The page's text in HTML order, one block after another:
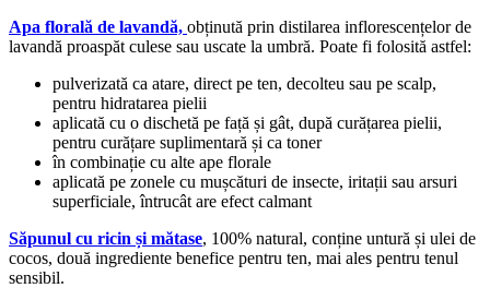
Apa florală de lavandă, obținută prin distilarea inflorescențelor de
lavandă proaspăt culese sau uscate la umbră. Poate fi folosită astfel:
pulverizată ca atare, direct pe ten, decolteu sau pe scalp,
pentru hidratarea pielii
aplicată cu o dischetă pe față și gât, după curățarea pielii,
pentru curățare suplimentară și ca toner
în combinație cu alte ape florale
aplicată pe zonele cu mușcături de insecte, iritații sau arsuri
superficiale, întrucât are efect calmant
Săpunul cu ricin și mătase, 100% natural, conține untură și ulei de
cocos, două ingrediente benefice pentru ten, mai ales pentru tenul
sensibil.